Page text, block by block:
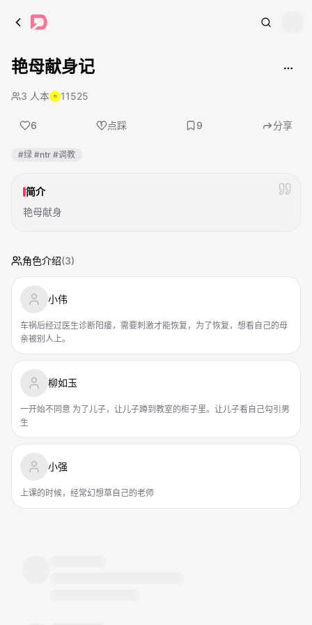
Search
艳母献身记
3 人本 11525
6 点踩 9 分享
#绿 #ntr #调教
简介
艳母献身
角色介绍(3)
小伟
车祸后经过医生诊断阳痿，需要刺激才能恢复，为了恢复，想看自己的母
亲被别人上。
柳如玉
一开始不同意 为了儿子，让儿子蹲到教室的柜子里。让儿子看自己勾引男
生
小强
上课的时候，经常幻想草自己的老师